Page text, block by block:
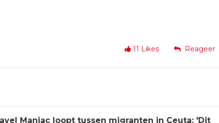
11 Likes Reageer
Maniac loopt tussen migranten in Ceuta: 'Dit